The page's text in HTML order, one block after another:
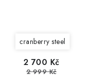
cranberry steel
2 700 Kč
2 999 Kč